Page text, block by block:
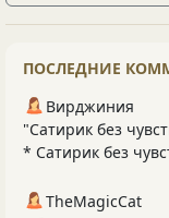
ПОСЛЕДНИЕ
Вирджиния
"Сатирик без
* Сатирик без
TheMagicCat